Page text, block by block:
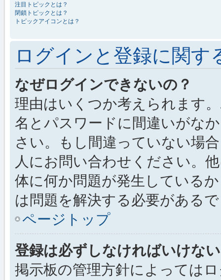
注目トピックとは？
閉鎖トピックとは？
トピックアイコンとは？
ログインと登録に関す
なぜログインできないの？
理由はいくつか考えられます
名とパスワードに間違いがな
さい。もし間違っていない場
人にお問い合わせください。
体に何か問題が発生している
は問題を解決する必要がある
ページトップ
登録は必ずしなければいけな
掲示板の管理方針によっては